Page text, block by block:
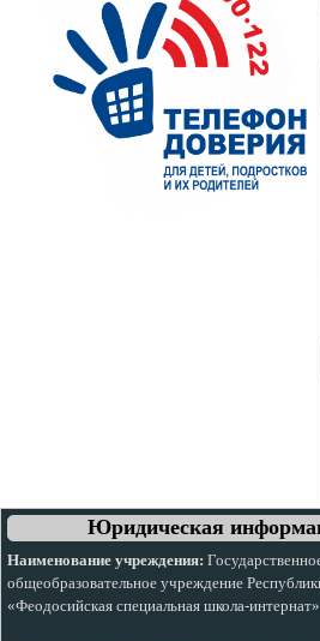
Юридическая
Наименование учреждения:
общеобразовательное учреждение
«Феодосийская специальная школа-интернат»